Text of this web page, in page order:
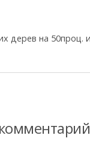
дерев на 50проц.